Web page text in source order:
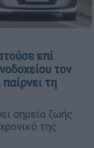
επί
τον
τη
σημεία ζωής
της